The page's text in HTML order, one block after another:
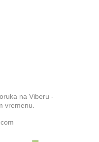
na Viberu -
vremenu.